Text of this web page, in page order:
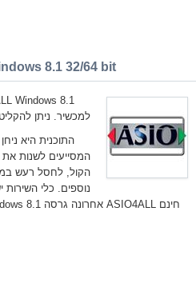
8.1 32/64 bit
למכשיר. ניתן
התוכנית היא
המסייעים לשנות את
הקול, לחסל רעש
נוספים. כלי השירות
חינם ASIO4ALL אחרונה גרסה Windows 8.1.